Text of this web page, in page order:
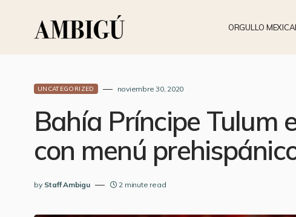
ORGULLO
UNCATEGORIZED noviembre 30, 2020
Bahía Príncipe Tulum
con menú
by Staff Ambigu 2 minute read